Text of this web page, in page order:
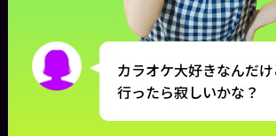
カラオケ大好きなんだ
行ったら寂しいかな？